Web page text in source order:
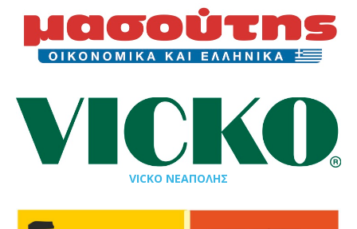
VICKO ΝΕΑΠΟΛΗΣ